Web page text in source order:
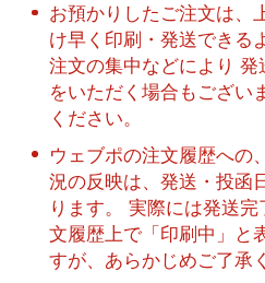
お預かりしたご注文は、
け早く印刷・発送できる
注文の集中などにより
をいただく場合もござい
ください。
ウェブポの注文履歴への
況の反映は、発送・投函
ります。 実際には発送
文履歴上で「印刷中」と
すが、あらかじめご了承